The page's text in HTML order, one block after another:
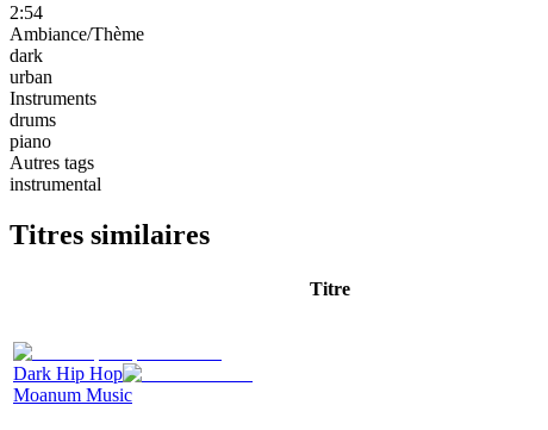
2:54
Ambiance/Thème
dark
urban
Instruments
drums
piano
Autres tags
instrumental
Titres similaires
Titre
Dark Hip Hop
Moanum Music